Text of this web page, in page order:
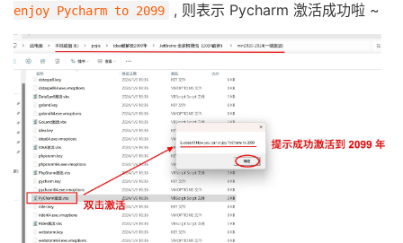
enjoy Pycharm to 2099
, 则表示 Pycharm 激活成功啦 ~